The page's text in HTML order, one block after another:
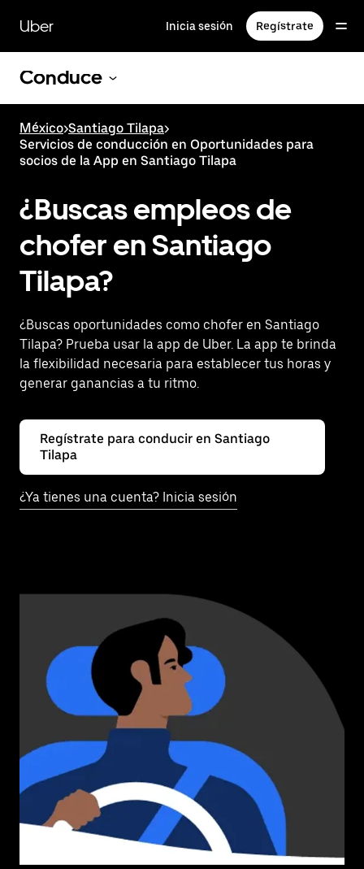
contenido
principal
Uber Inicia sesión Regístrate
Conduce
México>Santiago Tilapa>
Servicios de conducción en Oportunidades para
socios de la App en Santiago Tilapa
¿Buscas empleos de
chofer en Santiago
Tilapa?
¿Buscas oportunidades como chofer en Santiago
Tilapa? Prueba usar la app de Uber. La app te brinda
la flexibilidad necesaria para establecer tus horas y
generar ganancias a tu ritmo.
Regístrate para conducir en Santiago
Tilapa
¿Ya tienes una cuenta? Inicia sesión